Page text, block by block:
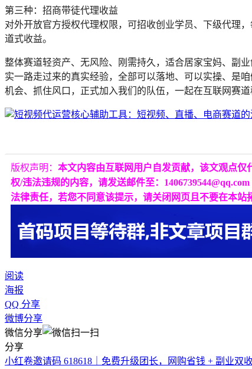
第三种：招商带徒代理收益
对外开放官方授权代理权限，可招收创业学员、下级代理
道式收益。
整体赛道轻资产、无风险、刚需持久，适合居家宝妈、副
实一路走过来的真实经验，全部可以落地、可以实操、是
机会、抓住风口，正式加入我们的队伍，一起在互联网赛道
版权声明： 本文内容由互联网用户自发贡献，该文观点
权/违法违规的内容，请发送邮件至：1406739544@qq.com
法律责任，若您不同意该提示，请关闭网页且不要在本站
阅读
海报
QQ 分享
微博分享
微信分享
分享
小红卷邀请码 618618｜免费升级团长，网购省钱 + 副业双